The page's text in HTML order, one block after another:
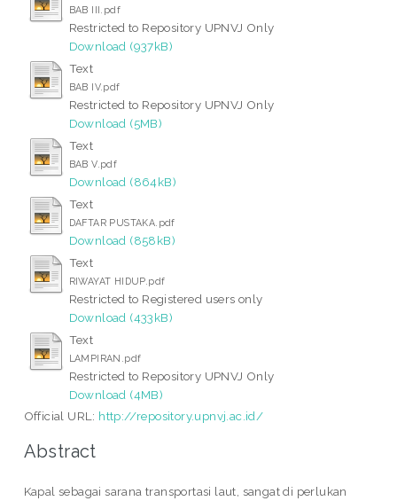
BAB III.pdf
Restricted to Repository UPNVJ Only
Download (937kB)
Text
BAB IV.pdf
Restricted to Repository UPNVJ Only
Download (5MB)
Text
BAB V.pdf
Download (864kB)
Text
DAFTAR PUSTAKA.pdf
Download (858kB)
Text
RIWAYAT HIDUP.pdf
Restricted to Registered users only
Download (433kB)
Text
LAMPIRAN.pdf
Restricted to Repository UPNVJ Only
Download (4MB)
Official URL: http://repository.upnvj.ac.id/
Abstract
Kapal sebagai sarana transportasi laut, sangat di perlukan